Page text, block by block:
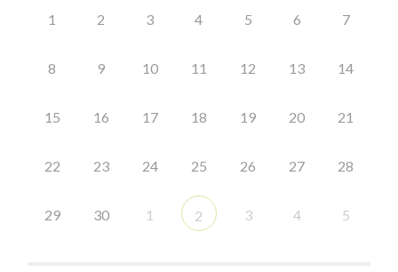
1 2 3 4 5 6 7
8 9 10 11 12 13 14
15 16 17 18 19 20 21
22 23 24 25 26 27 28
29 30 1 2 3 4 5